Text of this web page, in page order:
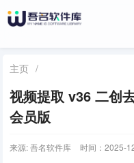
主页 /
视频提取 v36 二创
会员版
来源: 吾名软件库 时间：2025-